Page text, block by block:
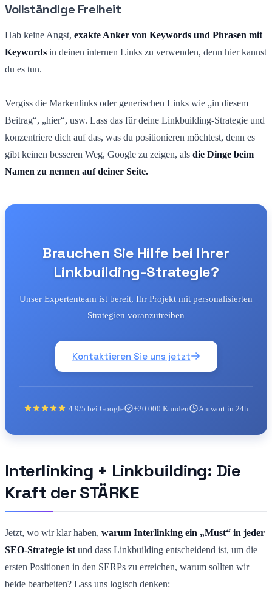
Vollständige Freiheit
Hab keine Angst, exakte Anker von Keywords und Phrasen mit
Keywords in deinen internen Links zu verwenden, denn hier kannst
du es tun.
Vergiss die Markenlinks oder generischen Links wie „in diesem
Beitrag“, „hier“, usw. Lass das für deine Linkbuilding-Strategie und
konzentriere dich auf das, was du positionieren möchtest, denn es
gibt keinen besseren Weg, Google zu zeigen, als die Dinge beim
Namen zu nennen auf deiner Seite.
Brauchen Sie Hilfe bei Ihrer
Linkbuilding-Strategie?
Unser Expertenteam ist bereit, Ihr Projekt mit personalisierten
Strategien voranzutreiben
Kontaktieren Sie uns jetzt
4.9/5 bei Google +20.000 Kunden Antwort in 24h
Interlinking + Linkbuilding: Die
Kraft der STÄRKE
Jetzt, wo wir klar haben, warum Interlinking ein „Must“ in jeder
SEO-Strategie ist und dass Linkbuilding entscheidend ist, um die
ersten Positionen in den SERPs zu erreichen, warum sollten wir
beide bearbeiten? Lass uns logisch denken: